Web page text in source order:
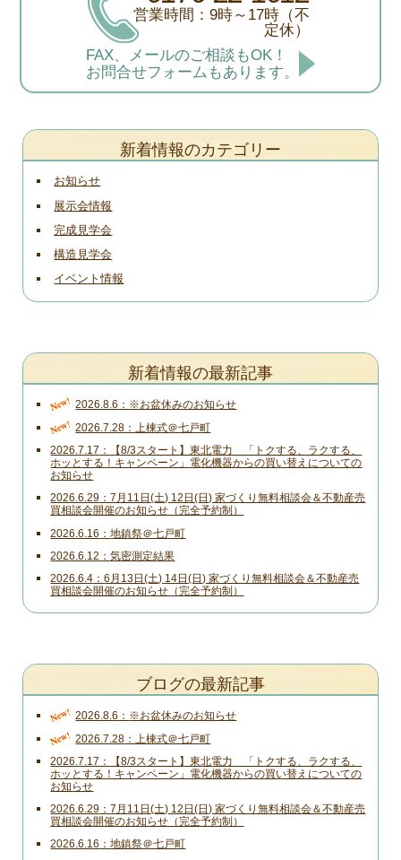
営業時間：9時～17時（不
定休）
FAX、メールのご相談もOK！
お問合せフォームもあります。
新着情報のカテゴリー
お知らせ
展示会情報
完成見学会
構造見学会
イベント情報
新着情報の最新記事
New! 2026.8.6 ※お盆休みのお知らせ
New! 2026.7.28 上棟式＠七戸町
2026.7.17
【8/3スタート】東北電力 「トクする、ラクする、
ホッとする！キャンペーン」電化機器からの買い替えについての
お知らせ
2026.6.29
7月11日(土) 12日(日) 家づくり無料相談会＆不動産売
買相談会開催のお知らせ（完全予約制）
2026.6.16 地鎮祭＠七戸町
2026.6.12 気密測定結果
2026.6.4
6月13日(土) 14日(日) 家づくり無料相談会＆不動産売
買相談会開催のお知らせ（完全予約制）
ブログの最新記事
New! 2026.8.6 ※お盆休みのお知らせ
New! 2026.7.28 上棟式＠七戸町
2026.7.17
【8/3スタート】東北電力 「トクする、ラクする、
ホッとする！キャンペーン」電化機器からの買い替えについての
お知らせ
2026.6.29
7月11日(土) 12日(日) 家づくり無料相談会＆不動産売
買相談会開催のお知らせ（完全予約制）
2026.6.16 地鎮祭＠七戸町